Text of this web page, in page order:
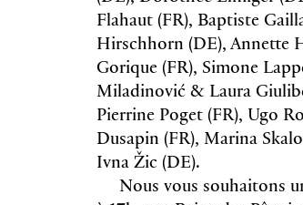
Flahaut (FR), Baptiste
Hirschhorn (DE), Annette
Gorique (FR), Simone
Miladinović & Laura
Pierrine Poget (FR), Ugo
Dusapin (FR), Marina
Ivna Žic (DE).
Nous vous souhaitons